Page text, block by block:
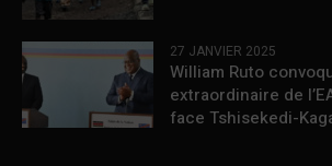
27 JANVIER 2025
William Ruto
extraordinaire de
face Tshisekedi-